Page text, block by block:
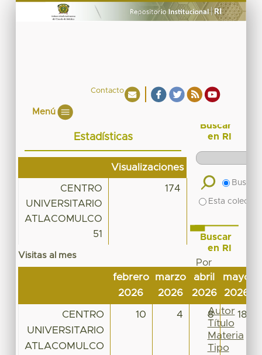
Contacto
Menú
Estadísticas
Visualizaciones
CENTRO
UNIVERSITARIO
ATLACOMULCO
51
174
Visitas al mes
febrero
2026
marzo
2026
abril
2026
mayo
2026
CENTRO
UNIVERSITARIO
ATLACOMULCO
10 4 8 18
Buscar
en RI
Buscar
Esta
Buscar
en RI
Por
Fecha
de
publicación
Autor
Título
Materia
Tipo